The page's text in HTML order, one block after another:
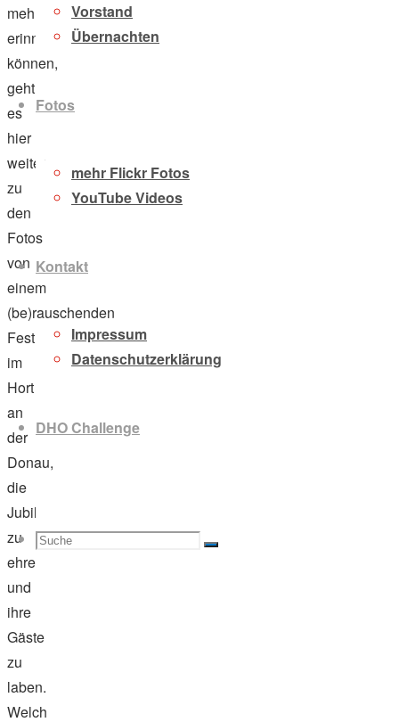
Vorstand
Übernachten
Fotos
mehr Flickr Fotos
YouTube Videos
Kontakt
Impressum
Datenschutzerklärung
DHO Challenge
Suche
Suchen
nach:
Suche
mehr
erinnern
können,
geht
es
hier
weiter
zu
den
Fotos
von
einem
(be)rauschenden
Fest
im
Hort
an
der
Donau,
die
Jubilare
zu
ehren
und
ihre
Gäste
zu
laben.
Welch